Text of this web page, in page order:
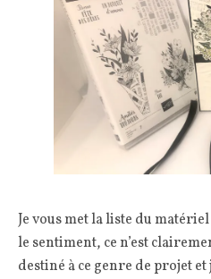
Je vous met la liste du
le sentiment, ce n’est
destiné à ce genre de projet